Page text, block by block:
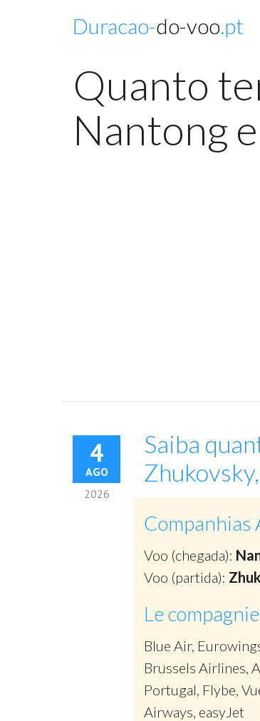
Duracao-do-voo.pt
Quanto
Nantong
4
AGO
2026
Saiba
Companhias
Voo (chegada):
Voo (partida):
Le
Blue Air,
Brussels Airlines,
Portugal, Flybe,
Airways, easyJet